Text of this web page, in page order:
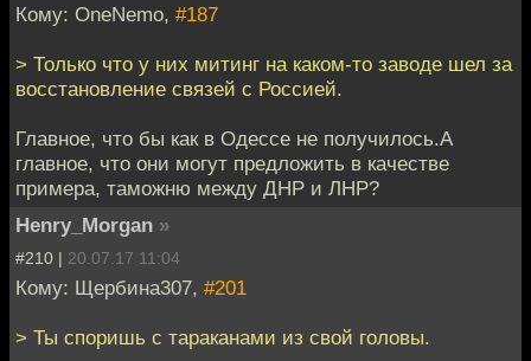
Кому: OneNemo, #187
> Только что у них митинг на каком-то заводе шел за
восстановление связей с Россией.
Главное, что бы как в Одессе не получилось.А
главное, что они могут предложить в качестве
примера, таможню между ДНР и ЛНР?
Henry_Morgan »
#210 | 20.07.17 11:04
Кому: Щербина307, #201
> Ты споришь с тараканами из свой головы.